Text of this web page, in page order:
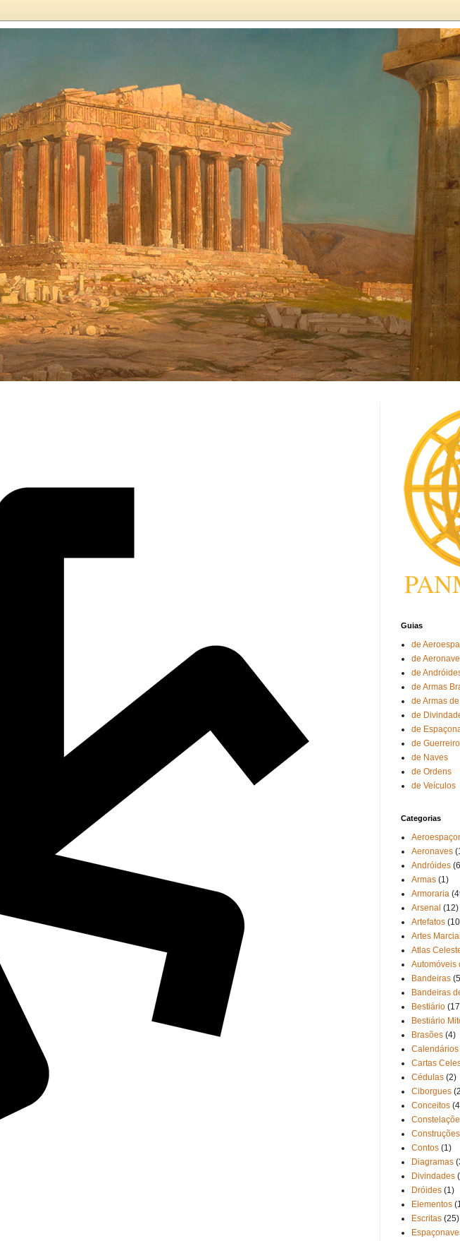
Guias
de
de
de
de Armas
de Armas
de
de
de
de Naves
de Ordens
de Veículos
Categorias
Aeronaves
Andróides
Armas (1)
Armoraria
Arsenal (12)
Artefatos
Artes
Atlas
Automóveis
Bandeiras
Bandeiras
Bestiário
Bestiário
Brasões (4)
Calendários
Cartas
Cédulas (2)
Ciborgues
Conceitos
Construções
Contos (1)
Diagramas
Divindades
Dróides (1)
Elementos
Escritas (25)